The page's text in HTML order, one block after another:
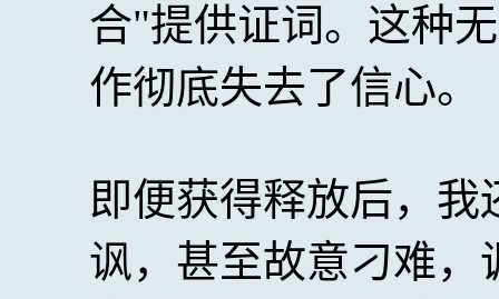
合"提供证词。这种
作彻底失去了信心。
即便获得释放后，
讽，甚至故意刁难